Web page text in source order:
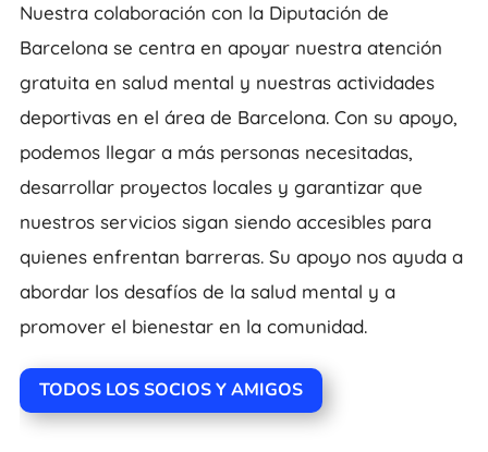
Nuestra colaboración con la Diputación de
Barcelona se centra en apoyar nuestra atención
gratuita en salud mental y nuestras actividades
deportivas en el área de Barcelona. Con su apoyo,
podemos llegar a más personas necesitadas,
desarrollar proyectos locales y garantizar que
nuestros servicios sigan siendo accesibles para
quienes enfrentan barreras. Su apoyo nos ayuda a
abordar los desafíos de la salud mental y a
promover el bienestar en la comunidad.
TODOS LOS SOCIOS Y AMIGOS